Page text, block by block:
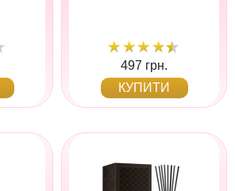
497 грн.
КУПИТИ